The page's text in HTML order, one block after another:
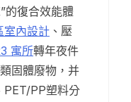
的復合效能體
室內設計 、壓
寓所轉年夜件
固體廢物，并
PET/PP塑料分